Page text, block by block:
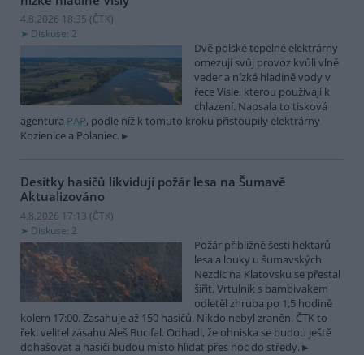
4.8.2026 18:35 (ČTK)
Diskuse: 2
Dvě polské tepelné elektrárny
omezují svůj provoz kvůli vlně
veder a nízké hladině vody v
řece Visle, kterou používají k
chlazení. Napsala to tisková
agentura PAP, podle níž k tomuto kroku přistoupily elektrárny
Kozienice a Polaniec.
Desítky hasičů likvidují požár lesa na Šumavě
Aktualizováno
4.8.2026 17:13 (ČTK)
Diskuse: 2
Požár přibližně šesti hektarů
lesa a louky u šumavských
Nezdic na Klatovsku se přestal
šířit. Vrtulník s bambivakem
odletěl zhruba po 1,5 hodině
kolem 17:00. Zasahuje až 150 hasičů. Nikdo nebyl zraněn. ČTK to
řekl velitel zásahu Aleš Bucifal. Odhadl, že ohniska se budou ještě
dohašovat a hasiči budou místo hlídat přes noc do středy.